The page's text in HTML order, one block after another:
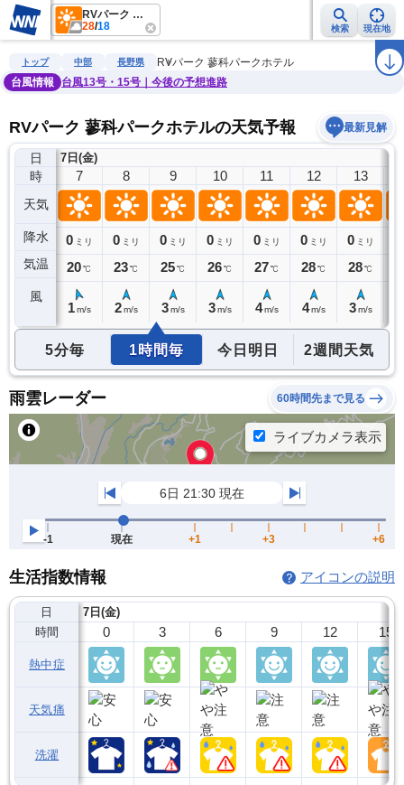
RVパーク 蓼科パークホテル
28/18 検索 現在地
雨雲レーダー 台風情報 地震情報 警報・注意報 ラ
トップ 中部 長野県
RVパーク 蓼科パークホテル
台風情報
台風13号・15号｜今後の予想進路
RVパーク 蓼科パークホテルの天気予報 最新見解
日
時
天気
降水
気温
風
7日(金)
6
0ミリ
19℃
7
0 ミリ
20℃
1 m/s
8
0 ミリ
23℃
2 m/s
9
0 ミリ
25℃
3 m/s
10
0 ミリ
26℃
3 m/s
11
0 ミリ
27℃
4 m/s
12
0 ミリ
28℃
4 m/s
13
0 ミリ
28℃
3 m/s
5分毎 1時間毎 今日明日 2週間天気
雨雲レーダー 60時間先まで見る
生活指数情報 アイコンの説明
日
時間
熱中症
天気痛
洗濯
7日(金)
0 3 6 9 12 15